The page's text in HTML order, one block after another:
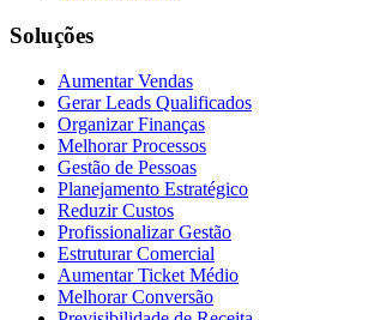
Soluções
Aumentar Vendas
Gerar Leads Qualificados
Organizar Finanças
Melhorar Processos
Gestão de Pessoas
Planejamento Estratégico
Reduzir Custos
Profissionalizar Gestão
Estruturar Comercial
Aumentar Ticket Médio
Melhorar Conversão